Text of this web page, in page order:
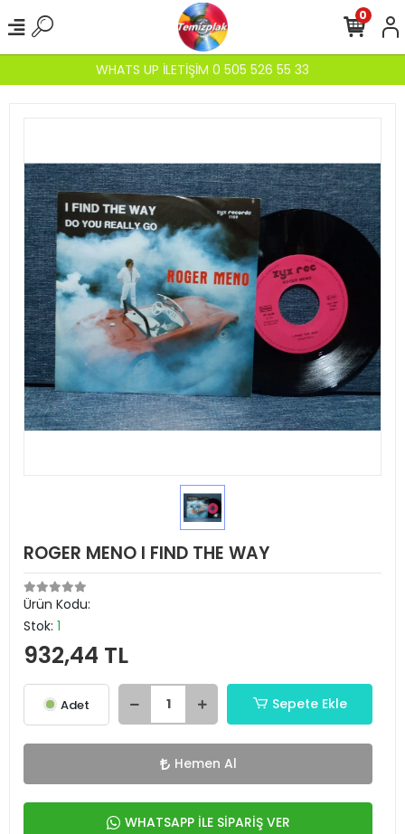
WHATS UP İLETİŞİM 0 505 526 55 33
0
ROGER MENO I FIND THE WAY
Ürün Kodu:
Stok: 1
932,44 TL
Adet Sepete Ekle
Hemen Al
WHATSAPP İLE SİPARİŞ VER